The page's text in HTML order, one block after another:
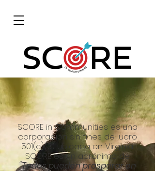
SCORE in Communities es una
corporación sin fines de lucro
501(c)(3) ubicada en Virginia.
SCORE es un acrónimo de
"Todos pueden prosperar en